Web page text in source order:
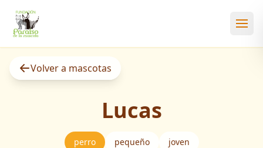
Volver a mascotas
Lucas
perro pequeño joven